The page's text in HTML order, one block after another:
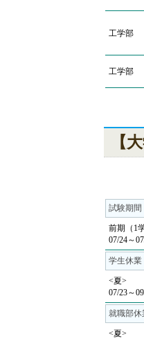
工学部
工学部
【
試験期間
前期（1
07/24～
学生休業
<夏>
07/23～
就職部休
<夏>